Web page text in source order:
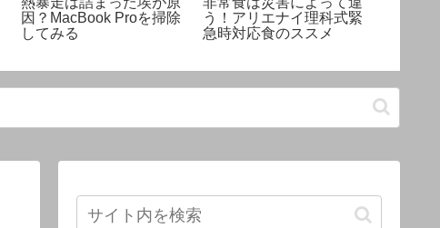
因？MacBook Proを掃除
してみる
う！アリエナイ理科式緊
急時対応食のススメ